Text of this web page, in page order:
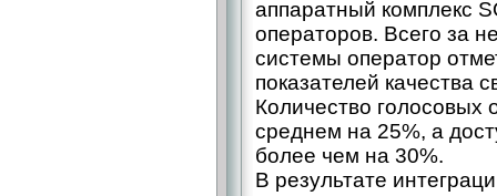
аппаратный комплекс
операторов. Всего за
системы оператор
показателей качества
Количество голосовых
среднем на 25%, а
более чем на 30%.
В результате